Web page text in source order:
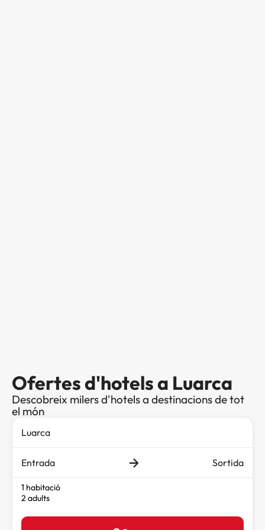
Ofertes d'hotels a Luarca
Descobreix milers d'hotels a destinacions de tot
el món
Entrada Sortida
1 habitació
2 adults